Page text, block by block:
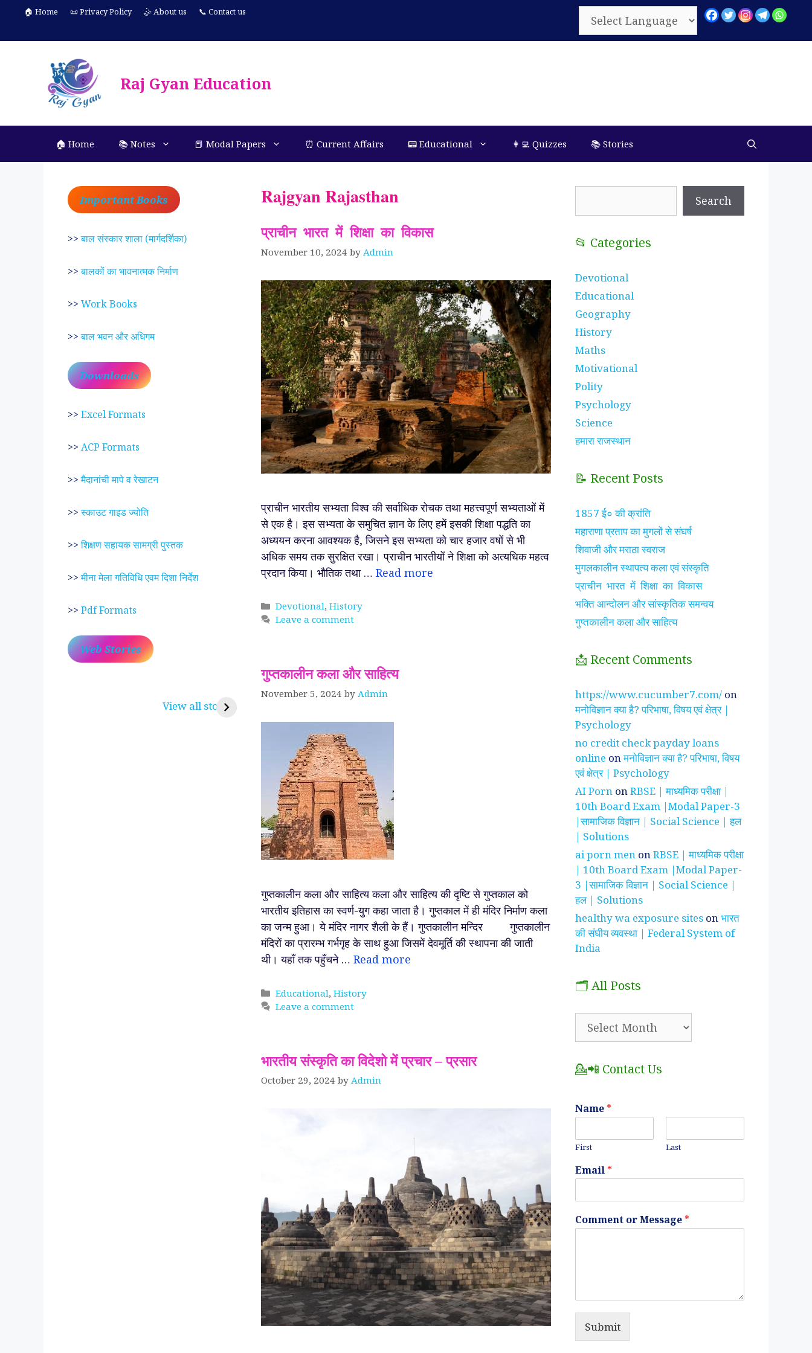
content
🏠 Home 📜 Privacy Policy 🤹 About us 📞 Contact us
Raj Gyan Education
🏠 Home 📚 Notes 📕 Modal Papers ⏰ Current Affairs 📟 Educational 👩‍💻 Quizzes 📚 Stories
Rajgyan Rajasthan
प्राचीन भारत में शिक्षा का विकास
November 10, 2024 by Admin
प्राचीन भारतीय सभ्यता विश्व की सर्वाधिक रोचक तथा महत्त्वपूर्ण सभ्यताओं में
से एक है। इस सभ्यता के समुचित ज्ञान के लिए हमें इसकी शिक्षा पद्धति का
अध्ययन करना आवश्यक है, जिसने इस सभ्यता को चार हजार वषों से भी
अधिक समय तक सुरक्षित रखा। प्राचीन भारतीयों ने शिक्षा को अत्यधिक महत्व
प्रदान किया। भौतिक तथा … Read more
Categories
Devotional,History
Leave a comment
गुप्तकालीन कला और साहित्य
November 5, 2024 by Admin
गुप्तकालीन कला और साहित्य कला और साहित्य की दृष्टि से गुप्तकाल को
भारतीय इतिहास का स्वर्ण-युग कहा जाता है। गुप्तकाल में ही मंदिर निर्माण कला
का जन्म हुआ। ये मंदिर नागर शैली के हैं। गुप्तकालीन मन्दिर गुप्तकालीन
मंदिरों का प्रारम्भ गर्भगृह के साथ हुआ जिसमें देवमूर्ति की स्थापना की जाती
थी। यहाँ तक पहुँचने … Read more
Categories
Educational,History
Leave a comment
भारतीय संस्कृति का विदेशो में प्रचार – प्रसार
October 29, 2024 by Admin
Important Books
>>बाल संस्कार शाला (मार्गदर्शिका)
>>बालकों का भावनात्मक निर्माण
>> Work Books
>>बाल भवन और अधिगम
Downloads
>> Excel Formats
>> ACP Formats
>>मैदानांची मापे व रेखाटन
>>स्काउट गाइड ज्योति
>>शिक्षण सहायक सामग्री पुस्तक
>>मीना मेला गतिविधि एवम दिशा निर्देश
>> Pdf Formats
Web Stories
View all stories
करुणा व प्रेम का प्रतीक
लोकदेवता बाबा रामदेव ~
रामसा पीर, रुणेचा रा धणी,
श्रीकृष्ण को सर्वोत्तम मित्र
क्यों माना जाता है ?
झाँसी की रानी के रहस्मयी
सुनीता विलियम्स ~
भारतीय मूल की अन्तरिक्ष
यात्री
Search
📂 Categories
Devotional
Educational
Geography
History
Maths
Motivational
Polity
Psychology
Science
हमारा राजस्थान
📝 Recent Posts
1857 ई० की क्रांति
महाराणा प्रताप का मुगलों से संघर्ष
शिवाजी और मराठा स्वराज
मुगलकालीन स्थापत्य कला एवं संस्कृति
प्राचीन भारत में शिक्षा का विकास
भक्ति आन्दोलन और सांस्कृतिक समन्वय
गुप्तकालीन कला और साहित्य
📩 Recent Comments
https://www.cucumber7.com/ on
मनोविज्ञान क्या है? परिभाषा, विषय एवं क्षेत्र |
Psychology
no credit check payday loans
online onमनोविज्ञान क्या है? परिभाषा, विषय
एवं क्षेत्र | Psychology
AI Porn onRBSE | माध्यमिक परीक्षा |
10th Board Exam |Modal Paper-3
|सामाजिक विज्ञान | Social Science | हल
| Solutions
ai porn men onRBSE | माध्यमिक परीक्षा
| 10th Board Exam |Modal Paper-
3 |सामाजिक विज्ञान | Social Science |
हल | Solutions
healthy wa exposure sites onभारत
की संघीय व्यवस्था | Federal System of
India
🗂️ All Posts
💁📲 Contact Us
Name *
First Last
Email *
Comment or Message *
Submit